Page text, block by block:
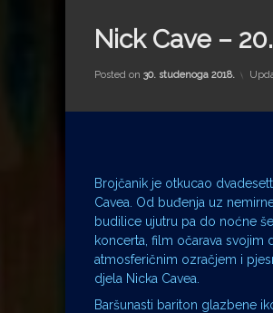
Nick Cave –
Posted on 30. studenoga 2018.
Brojčanik je otkucao
Cavea. Od buđenja uz
budilice ujutru pa do noćne
koncerta, film očarava svojim
atmosferičnim ozračjem i
djela Nicka Cavea.
Baršunasti bariton glazbene